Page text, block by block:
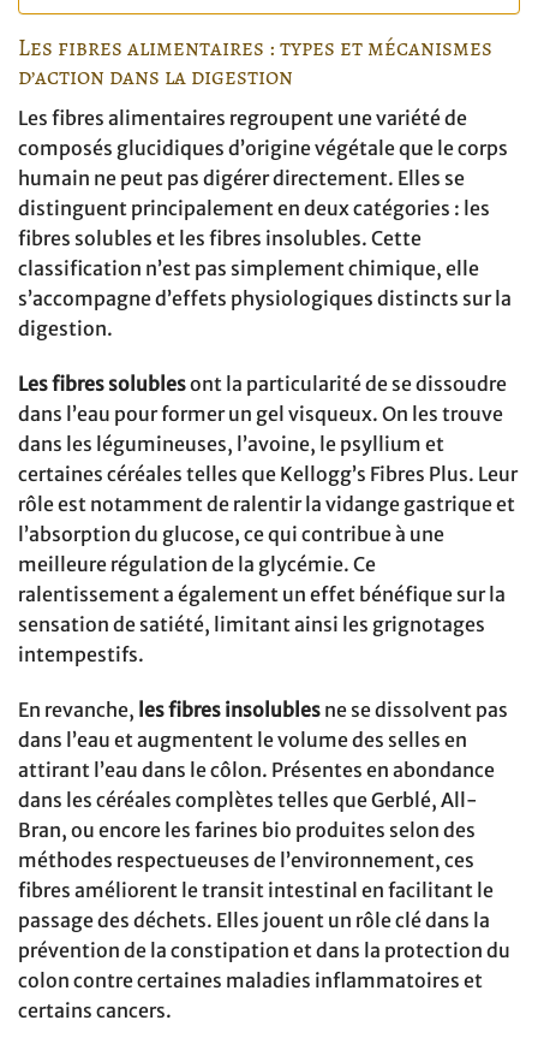
Les fibres alimentaires : types et mécanismes
d’action dans la digestion
Les fibres alimentaires regroupent une variété de
composés glucidiques d’origine végétale que le corps
humain ne peut pas digérer directement. Elles se
distinguent principalement en deux catégories : les
fibres solubles et les fibres insolubles. Cette
classification n’est pas simplement chimique, elle
s’accompagne d’effets physiologiques distincts sur la
digestion.
Les fibres solublesont la particularité de se dissoudre
dans l’eau pour former un gel visqueux. On les trouve
dans les légumineuses, l’avoine, le psyllium et
certaines céréales telles que Kellogg’s Fibres Plus. Leur
rôle est notamment de ralentir la vidange gastrique et
l’absorption du glucose, ce qui contribue à une
meilleure régulation de la glycémie. Ce
ralentissement a également un effet bénéfique sur la
sensation de satiété, limitant ainsi les grignotages
intempestifs.
En revanche, les fibres insolubles ne se dissolvent pas
dans l’eau et augmentent le volume des selles en
attirant l’eau dans le côlon. Présentes en abondance
dans les céréales complètes telles que Gerblé, All-
Bran, ou encore les farines bio produites selon des
méthodes respectueuses de l’environnement, ces
fibres améliorent le transit intestinal en facilitant le
passage des déchets. Elles jouent un rôle clé dans la
prévention de la constipation et dans la protection du
colon contre certaines maladies inflammatoires et
certains cancers.